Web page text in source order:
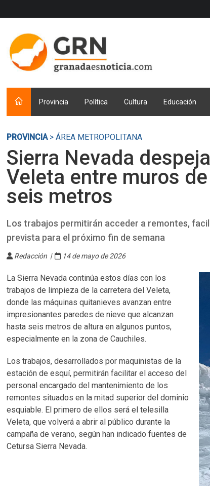
Provincia Política Cultura Educación
PROVINCIA> ÁREA METROPOLITANA
Sierra Nevada
Veleta entre muros
seis metros
Los trabajos permitirán acceder a remontes,
prevista para el próximo fin de semana
Redacción | 14 de mayo de 2026
La Sierra Nevada continúa estos días con los
trabajos de limpieza de la carretera del Veleta,
donde las máquinas quitanieves avanzan entre
impresionantes paredes de nieve que alcanzan
hasta seis metros de altura en algunos puntos,
especialmente en la zona de Cauchiles.
Los trabajos, desarrollados por maquinistas de la
estación de esquí, permitirán facilitar el acceso del
personal encargado del mantenimiento de los
remontes situados en la mitad superior del dominio
esquiable. El primero de ellos será el telesilla
Veleta, que volverá a abrir al público durante la
campaña de verano, según han indicado fuentes de
Cetursa Sierra Nevada.